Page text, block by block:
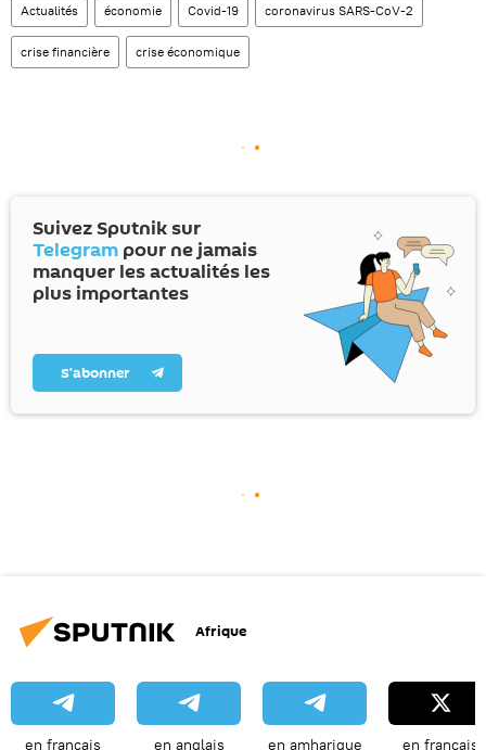
Actualités économie Covid-19 coronavirus SARS-CoV-2
crise financière crise économique
Suivez Sputnik sur
Telegram pour ne jamais
manquer les actualités les
plus importantes
S’abonner
Afrique
en français en anglais en amharique en français